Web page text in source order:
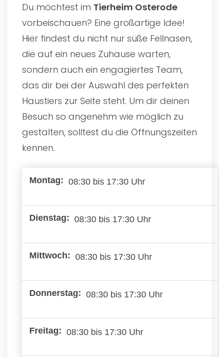
Du möchtest im Tierheim Osterode
vorbeischauen? Eine großartige Idee!
Hier findest du nicht nur süße Fellnasen,
die auf ein neues Zuhause warten,
sondern auch ein engagiertes Team,
das dir bei der Auswahl des perfekten
Haustiers zur Seite steht. Um dir deinen
Besuch so angenehm wie möglich zu
gestalten, solltest du die Öffnungszeiten
kennen.
08:30 bis 17:30 Uhr
08:30 bis 17:30 Uhr
08:30 bis 17:30 Uhr
08:30 bis 17:30 Uhr
08:30 bis 17:30 Uhr